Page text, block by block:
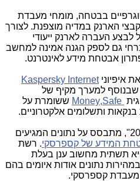
בבטחה, מומחי מעבדת
הארנק במדיה מוצפנת. לצורך
לבצע העברה לארנק ייעודי
גם לספק הגנה אמינה למחשב
אבטחת מידע לאינטרנט.
איפיוניKaspersky Internet
למערך מקיף של
Safe
,
Money ששומרת על
ותשלומים אלקטרוניים.
דוח "איומי סייבר פיננסים ב-2013", מתבסס על נתונים המגיעים
המידע של קספרסקי. רשת
תשתית מחשוב ענן בעלת
נתונים אודות איומים בהם
קספרסקי.